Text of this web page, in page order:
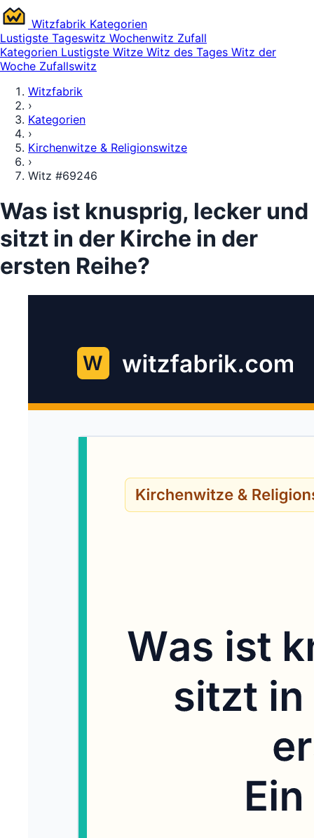
Witzfabrik Kategorien
Lustigste Tageswitz Wochenwitz Zufall
Kategorien Lustigste Witze Witz des Tages Witz der
Woche Zufallswitz
Witzfabrik
›
Kategorien
›
Kirchenwitze & Religionswitze
›
Witz #69246
Was ist knusprig, lecker und
sitzt in der Kirche in der
ersten Reihe?